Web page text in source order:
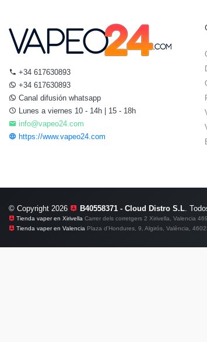
+34 617630893
+34 617630893
Canal difusión whatsapp
Lunes a viernes 10 - 14h | 15 - 18h
info@vapeo24.com
https://www.vapeo24.com
© Copyright 2026 B40558371 - Cloud Distro S.L.
Tienda vaper en Xirivella Carrer dels corretgers 2 Xirivella, Valencia
Tienda vaper en Valencia Plaza d'Hondures, 9, Algirós, València,